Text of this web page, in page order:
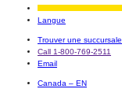
Langue
Trouver une succursale
Call 1-800-769-2511
Email
Canada – EN